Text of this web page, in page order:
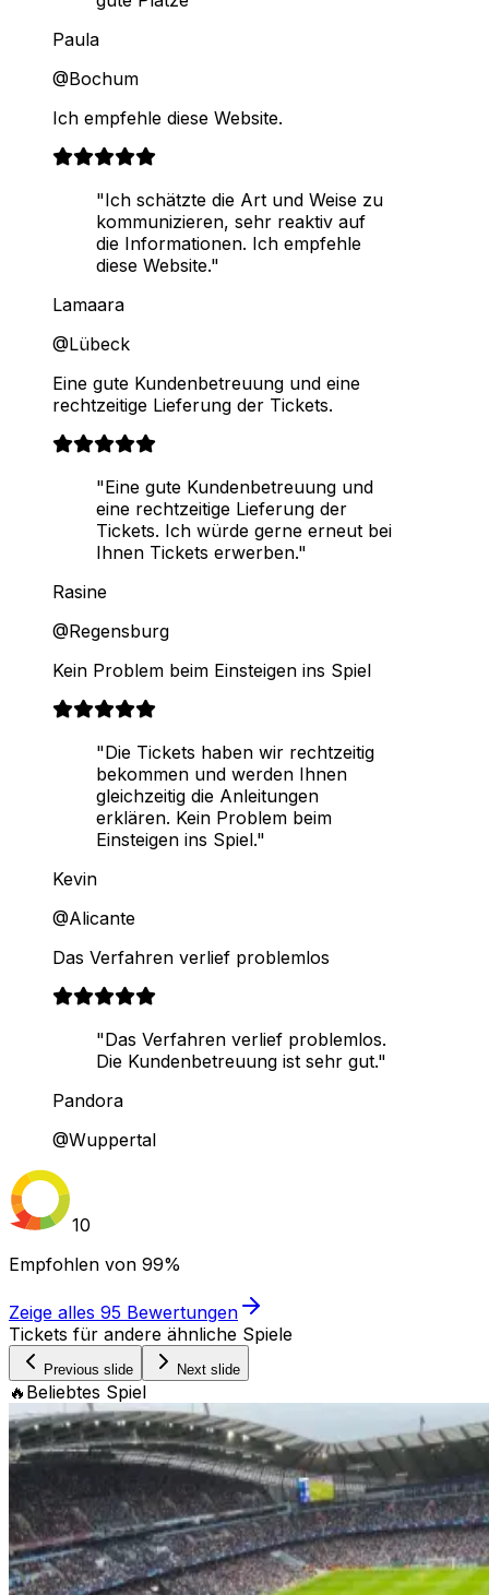
Paula
@Bochum
Ich empfehle diese Website.
"Ich schätzte die Art und Weise zu
kommunizieren, sehr reaktiv auf
die Informationen. Ich empfehle
diese Website."
Lamaara
@Lübeck
Eine gute Kundenbetreuung und eine
rechtzeitige Lieferung der Tickets.
"Eine gute Kundenbetreuung und
eine rechtzeitige Lieferung der
Tickets. Ich würde gerne erneut bei
Ihnen Tickets erwerben."
Rasine
@Regensburg
Kein Problem beim Einsteigen ins Spiel
"Die Tickets haben wir rechtzeitig
bekommen und werden Ihnen
gleichzeitig die Anleitungen
erklären. Kein Problem beim
Einsteigen ins Spiel."
Kevin
@Alicante
Das Verfahren verlief problemlos
"Das Verfahren verlief problemlos.
Die Kundenbetreuung ist sehr gut."
Pandora
@Wuppertal
10
Empfohlen von 99%
Zeige alles 95 Bewertungen
Tickets für andere ähnliche Spiele
Previous slide Next slide
🔥 Beliebtes Spiel